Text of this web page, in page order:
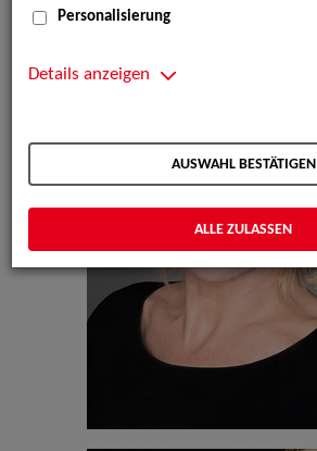
Personalisierung
Details anzeigen
AUSWAHL BESTÄTIGEN
ALLE ZULASSEN